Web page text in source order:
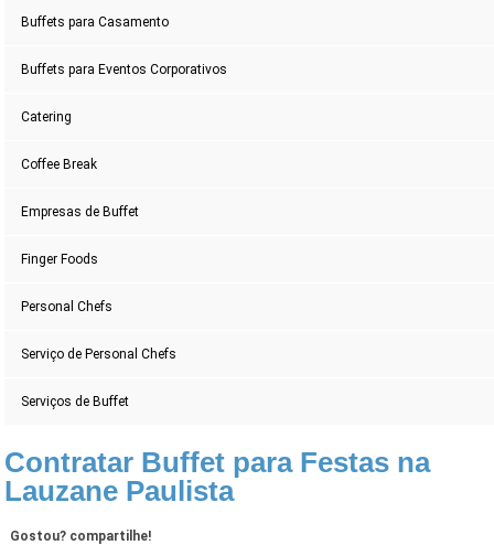
Buffets para Casamento
Buffets para Eventos Corporativos
Catering
Coffee Break
Empresas de Buffet
Finger Foods
Personal Chefs
Serviço de Personal Chefs
Serviços de Buffet
Contratar Buffet para Festas na
Lauzane Paulista
Gostou? compartilhe!